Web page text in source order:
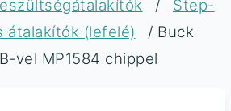
/
Step-
átalakítók (lefelé)
/ Buck
vel MP1584 chippel